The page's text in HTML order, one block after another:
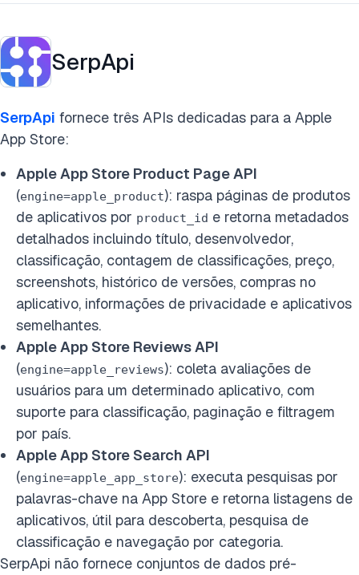
SerpApi
SerpApi fornece três APIs dedicadas para a Apple
App Store:
Apple App Store Product Page API
(engine=apple_product): raspa páginas de produtos
de aplicativos por product_id e retorna metadados
detalhados incluindo título, desenvolvedor,
classificação, contagem de classificações, preço,
screenshots, histórico de versões, compras no
aplicativo, informações de privacidade e aplicativos
semelhantes.
Apple App Store Reviews API
(engine=apple_reviews): coleta avaliações de
usuários para um determinado aplicativo, com
suporte para classificação, paginação e filtragem
por país.
Apple App Store Search API
(engine=apple_app_store): executa pesquisas por
palavras-chave na App Store e retorna listagens de
aplicativos, útil para descoberta, pesquisa de
classificação e navegação por categoria.
SerpApi não fornece conjuntos de dados pré-